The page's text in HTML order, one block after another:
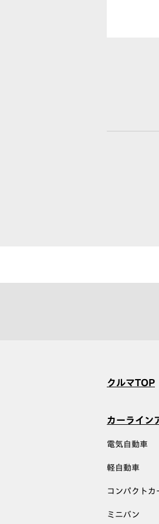
クルマTOP
カーライン
電気自動車
軽自動車
コンパクトカ
ミニバン